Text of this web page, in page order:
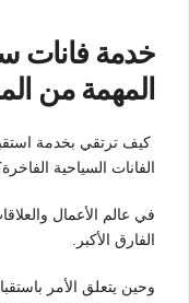
خدمة فانات
المهمة من
كيف ترتقي بخدمة
الفانات السياحية
في عالم الأعمال
الفارق الأكبر.
وحين يتعلق الأمر